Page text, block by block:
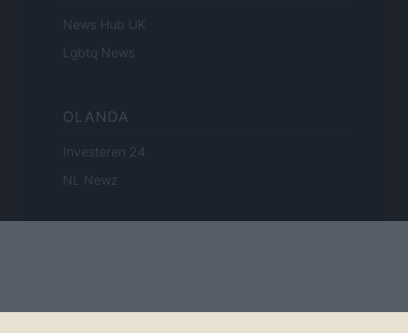
News Hub UK
Lgbtq News
OLANDA
Investeren 24
NL Newz